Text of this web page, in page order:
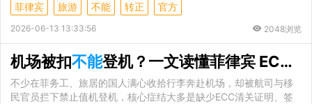
菲律宾 旅游 不能 转正 官方
2026-06-13 13:33:56 2048浏览
机场被扣不能登机？一文读懂菲律宾 ECC 清关与签证续签材料
不少在菲务工、旅居的国人满心收拾行李奔赴机场，却被航司与移
民官员拦下禁止值机登机，核心症结大多是缺少ECC清关证明、签